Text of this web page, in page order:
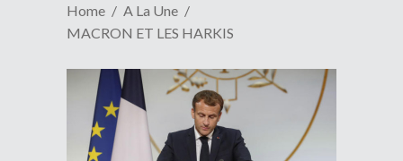
Home
A La Une
MACRON ET LES HARKIS